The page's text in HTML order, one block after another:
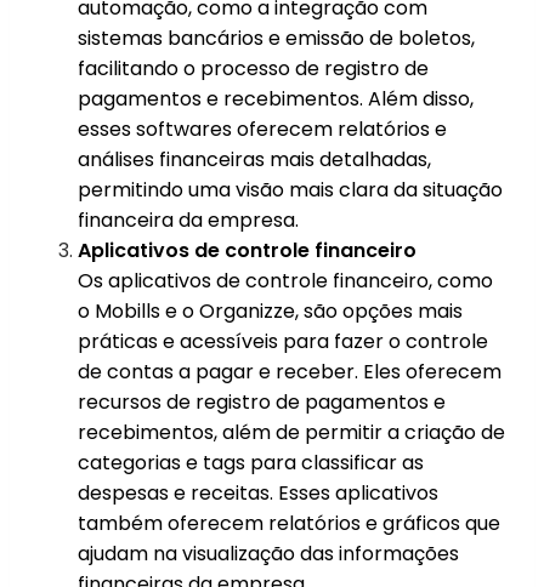
automação, como a integração com
sistemas bancários e emissão de boletos,
facilitando o processo de registro de
pagamentos e recebimentos. Além disso,
esses softwares oferecem relatórios e
análises financeiras mais detalhadas,
permitindo uma visão mais clara da situação
financeira da empresa.
Aplicativos de controle financeiro
Os aplicativos de controle financeiro, como
o Mobills e o Organizze, são opções mais
práticas e acessíveis para fazer o controle
de contas a pagar e receber. Eles oferecem
recursos de registro de pagamentos e
recebimentos, além de permitir a criação de
categorias e tags para classificar as
despesas e receitas. Esses aplicativos
também oferecem relatórios e gráficos que
ajudam na visualização das informações